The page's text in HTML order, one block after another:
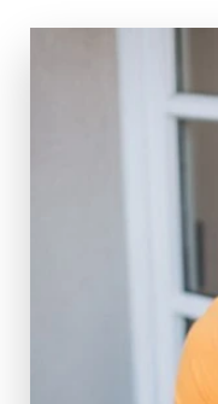
Psychologengesetz